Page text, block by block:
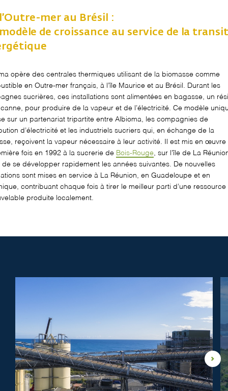
mer au Brésil :
de croissance au service de la
opère des centrales thermiques utilisant de la biomasse comme
en Outre-mer français, à l’île Maurice et au Brésil. Durant les
sucrières, ces installations sont alimentées en bagasse, un
pour produire de la vapeur et de l’électricité. Ce modèle
sur un partenariat tripartite entre Albioma, les compagnies de
d’électricité et les industriels sucriers qui, en échange de la
reçoivent la vapeur nécessaire à leur activité. Il est mis en œuvre
fois en 1992 à la sucrerie de Bois-Rouge, sur l’île de La
de se développer rapidement les années suivantes. De nouvelles
sont mises en service à La Réunion, en Guadeloupe et en
contribuant chaque fois à tirer le meilleur parti d’une ressource
produite localement.